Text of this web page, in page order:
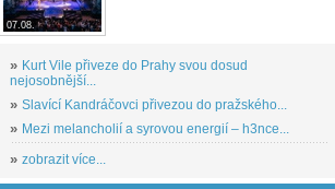
07.08.
» Kurt Vile přiveze do Prahy svou dosud
nejosobnější...
» Slavící Kandráčovci přivezou do pražského...
» Mezi melancholií a syrovou energií – h3nce...
» zobrazit více...